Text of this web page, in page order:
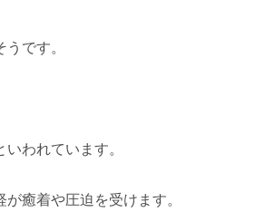
です。
われています。
癒着や圧迫を受けます。